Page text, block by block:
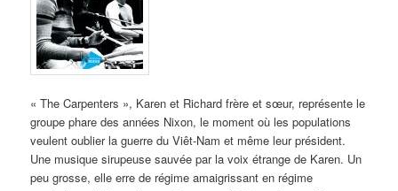
« The Carpenters », Karen et Richard frère et sœur, représente le
groupe phare des années Nixon, le moment où les populations
veulent oublier la guerre du Viêt-Nam et même leur président.
Une musique sirupeuse sauvée par la voix étrange de Karen. Un
peu grosse, elle erre de régime amaigrissant en régime